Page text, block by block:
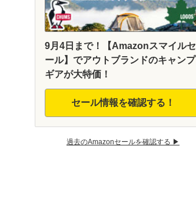
9月4日まで！【Amazonスマイルセ
ール】でアウトブランドのキャンプ
ギアが大特価！
セール情報を確認する！
過去のAmazonセールを確認する ▶︎